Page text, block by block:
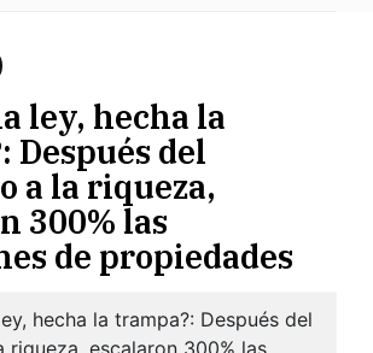
ley, hecha la
Después del
a la riqueza,
300% las
de propiedades